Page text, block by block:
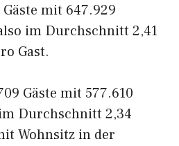
mit 647.929
im Durchschnitt 2,41
Gast.
Gäste mit 577.610
Durchschnitt 2,34
Wohnsitz in der